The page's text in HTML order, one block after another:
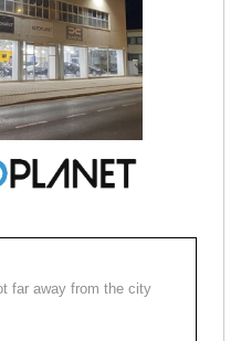
far away from the city